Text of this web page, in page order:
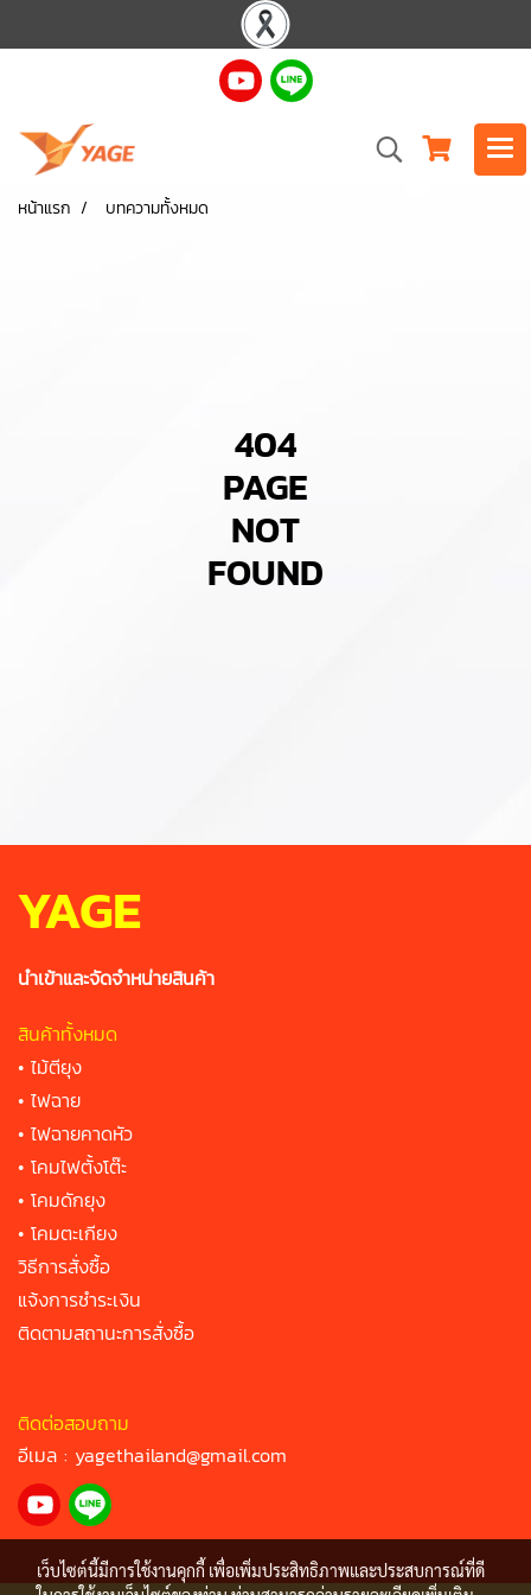
หน้าแรก บทความทั้งหมด
404
PAGE
NOT
FOUND
YAGE
นำเข้าและจัดจำหน่ายสินค้า
สินค้าทั้งหมด
• ไม้ตียุง
• ไฟฉาย
• ไฟฉายคาดหัว
• โคมไฟตั้งโต๊ะ
• โคมดักยุง
• โคมตะเกียง
วิธีการสั่งซื้อ
แจ้งการชำระเงิน
ติดตามสถานะการสั่งซื้อ
ติดต่อสอบถาม
อีเมล : yagethailand@gmail.com
เว็บไซต์นี้มีการใช้งานคุกกี้ เพื่อเพิ่มประสิทธิภาพและประสบการณ์ที่ดี